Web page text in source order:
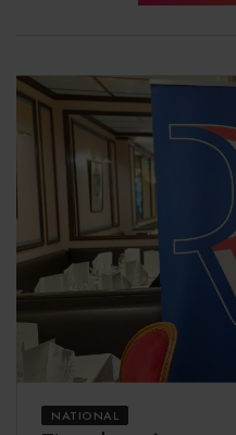
NATIONAL